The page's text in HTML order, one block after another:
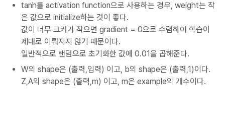
tanh를 activation function으로 사용하는 경우, weight는 작
은 값으로 initialize하는 것이 좋다.
값이 너무 크커가 작으면 gradient = 0으로 수렴하여 학습이
제대로 이뤄지지 않기 때문이다.
일반적으로 랜덤으로 초기화한 값에 0.01을 곱해준다.
W의 shape은 (출력,입력) 이고, b의 shape은 (출력,1)이다.
Z,A의 shape은 (출력,m) 이고, m은 example의 개수이다.